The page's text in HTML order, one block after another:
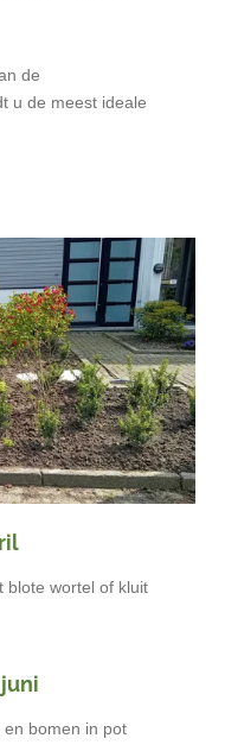
de
u de meest ideale
blote wortel of kluit
bomen in pot